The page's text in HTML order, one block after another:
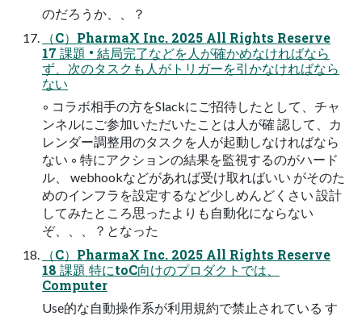
のだろうか、、？
（C）PharmaX Inc. 2025 All Rights Reserve
17 課題 • 結局完了などを人が確かめなければなら
ず、次のタスクも人がトリガーを引かなければなら
ない
◦ コラボ相手の方をSlackにご招待したとして、チャ
ンネルにご参加いただいたことは人が確 認して、カ
レンダー調整用のタスクを人が起動しなければなら
ない ◦ 特にアクションの結果を監視するのがハード
ル、 webhookなどがあれば受け取ればいい がそのた
めのインフラを設定するなど少しめんどくさい 設計
してみたところ思ったよりも自動化にならない
ぞ、、、？となった
（C）PharmaX Inc. 2025 All Rights Reserve
18 課題 特にtoC向けのプロダクトでは、
Computer
Use的な自動操作系が利用規約で禁止されている す